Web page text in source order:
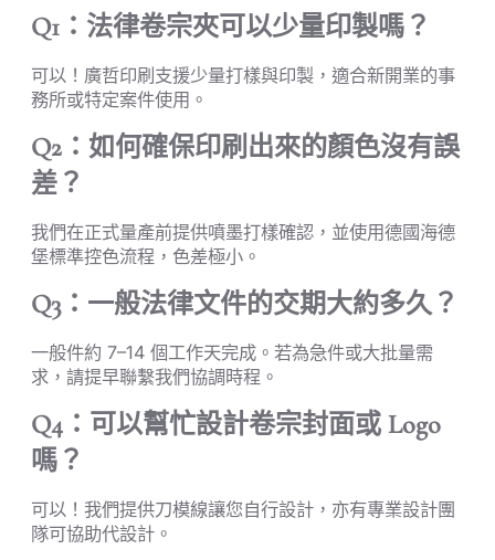
Q1：法律卷宗夾可以少量印製嗎？
可以！廣哲印刷支援少量打樣與印製，適合新開業的事
務所或特定案件使用。
Q2：如何確保印刷出來的顏色沒有誤
差？
我們在正式量產前提供噴墨打樣確認，並使用德國海德
堡標準控色流程，色差極小。
Q3：一般法律文件的交期大約多久？
一般件約 7–14 個工作天完成。若為急件或大批量需
求，請提早聯繫我們協調時程。
Q4：可以幫忙設計卷宗封面或 Logo
嗎？
可以！我們提供刀模線讓您自行設計，亦有專業設計團
隊可協助代設計。